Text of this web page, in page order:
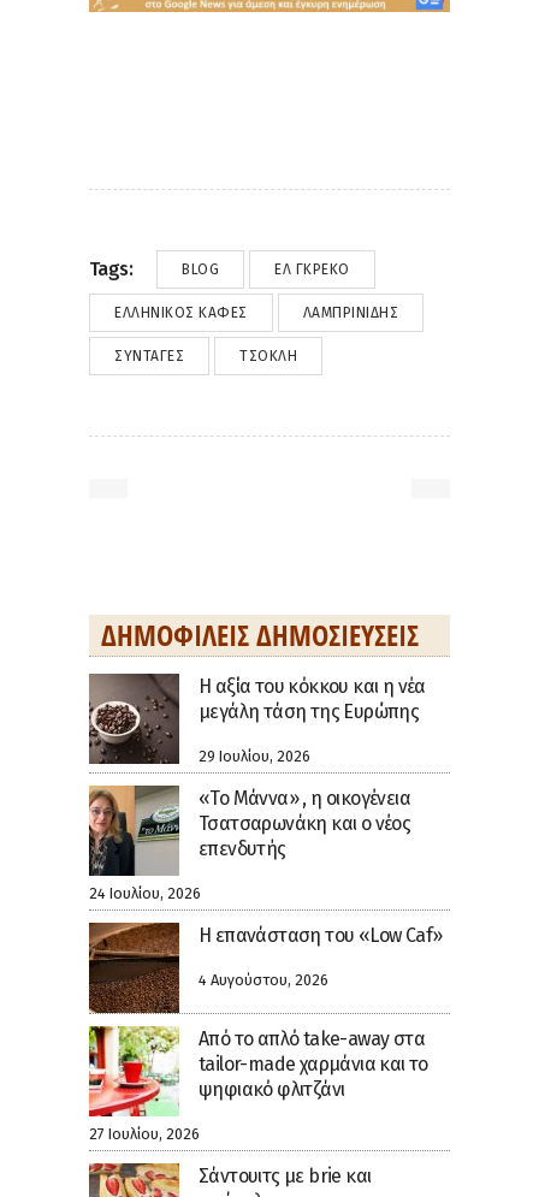
Tags: BLOG ΕΛ ΓΚΡΈΚΟ
ΕΛΛΗΝΙΚΌΣ ΚΑΦΈΣ ΛΑΜΠΡΙΝΊΔΗΣ
ΣΥΝΤΑΓΈΣ ΤΣΌΚΛΗ
ΔΗΜΟΦΙΛΕΊΣ ΔΗΜΟΣΙΕΎΣΕΙΣ
H αξία του κόκκου και η νέα
μεγάλη τάση της Ευρώπης
29 Ιουλίου, 2026
«Το Μάννα» , η οικογένεια
Τσατσαρωνάκη και ο νέος
επενδυτής
24 Ιουλίου, 2026
Η επανάσταση του «Low Caf»
4 Αυγούστου, 2026
Από το απλό take-away στα
tailor-made χαρμάνια και το
ψηφιακό φλιτζάνι
27 Ιουλίου, 2026
Σάντουιτς με brie και